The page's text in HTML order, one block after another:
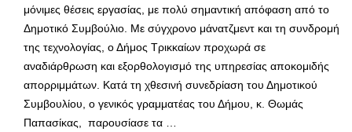
μόνιμες θέσεις εργασίας, με πολύ σημαντική απόφαση από το
Δημοτικό Συμβούλιο. Με σύγχρονο μάνατζμεντ και τη συνδρομή
της τεχνολογίας, ο Δήμος Τρικκαίων προχωρά σε
αναδιάρθρωση και εξορθολογισμό της υπηρεσίας αποκομιδής
απορριμμάτων. Κατά τη χθεσινή συνεδρίαση του Δημοτικού
Συμβουλίου, ο γενικός γραμματέας του Δήμου, κ. Θωμάς
Παπασίκας, παρουσίασε τα …